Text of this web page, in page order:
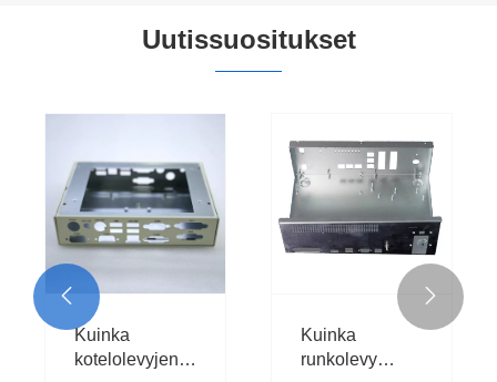
Uutissuositukset
Kuinka
kotelolevyjen
Kuinka
runkolevy
 